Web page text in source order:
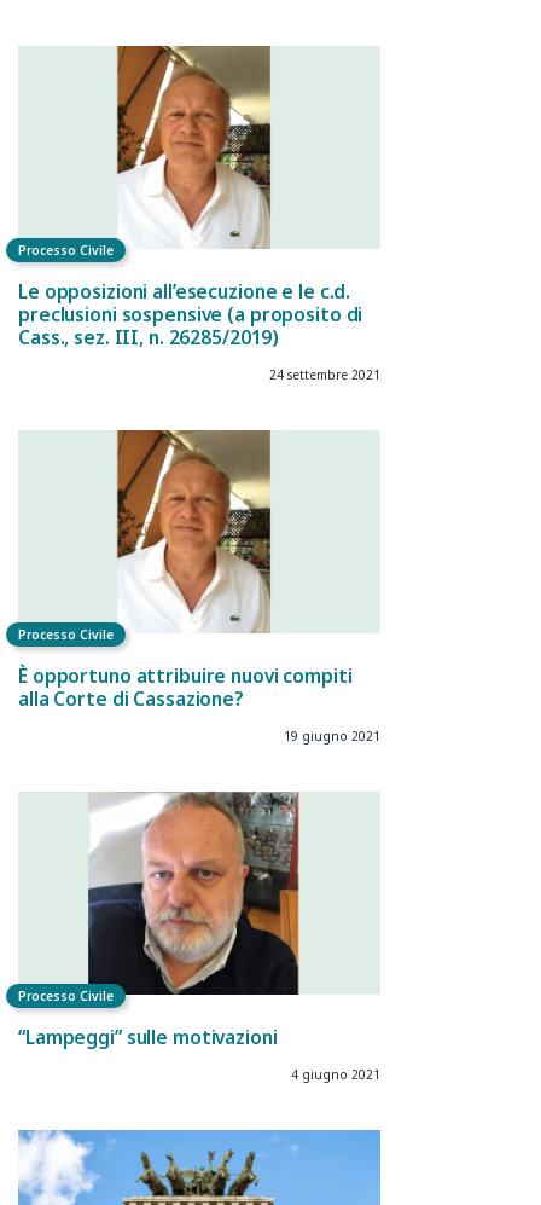
Processo Civile
Le opposizioni all’esecuzione e le c.d.
preclusioni sospensive (a proposito di
Cass., sez. III, n. 26285/2019)
24 settembre 2021
Processo Civile
È opportuno attribuire nuovi compiti
alla Corte di Cassazione?
19 giugno 2021
Processo Civile
“Lampeggi” sulle motivazioni
4 giugno 2021